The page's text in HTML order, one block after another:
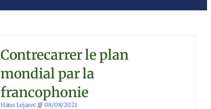
Contrecarrer le plan
mondial par la
francophonie
Hans Lejarec 08/08/2021